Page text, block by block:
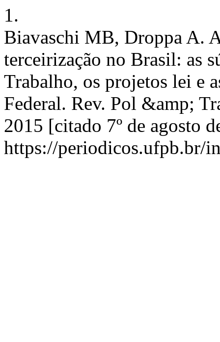
1.
Biavaschi MB, Droppa A.
terceirização no Brasil: as
Trabalho, os projetos lei e
Federal. Rev. Pol &amp;
2015 [citado 7º de agosto
https://periodicos.ufpb.br/